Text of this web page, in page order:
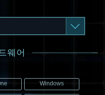
웨어
Windows